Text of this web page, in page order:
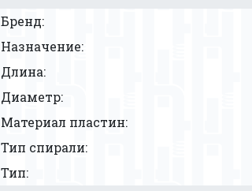
Бренд:
Назначение:
Длина:
Диаметр:
Материал пластин:
Тип спирали:
Тип: